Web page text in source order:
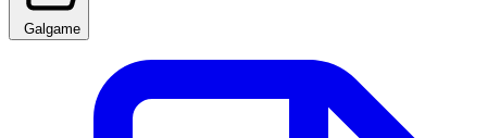
Galgame